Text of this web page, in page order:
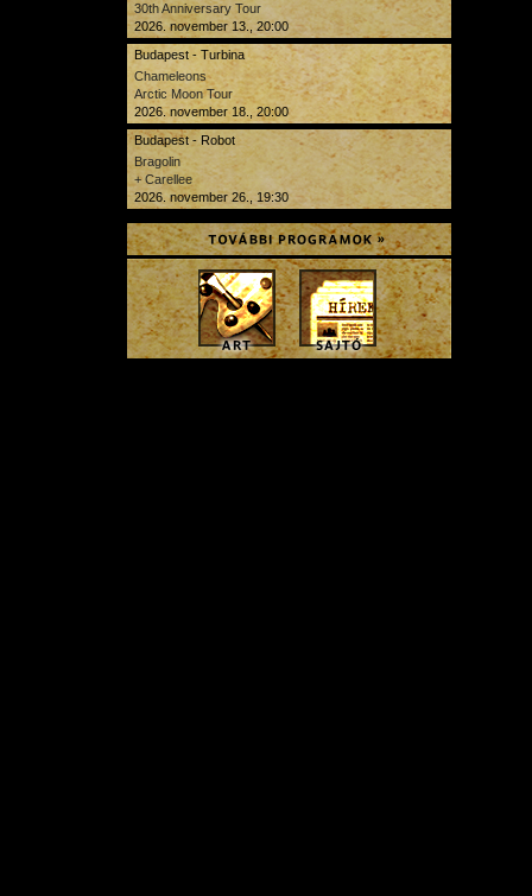
30th Anniversary Tour
2026. november 13., 20:00
Budapest - Turbina
Chameleons
Arctic Moon Tour
2026. november 18., 20:00
Budapest - Robot
Bragolin
+ Carellee
2026. november 26., 19:30